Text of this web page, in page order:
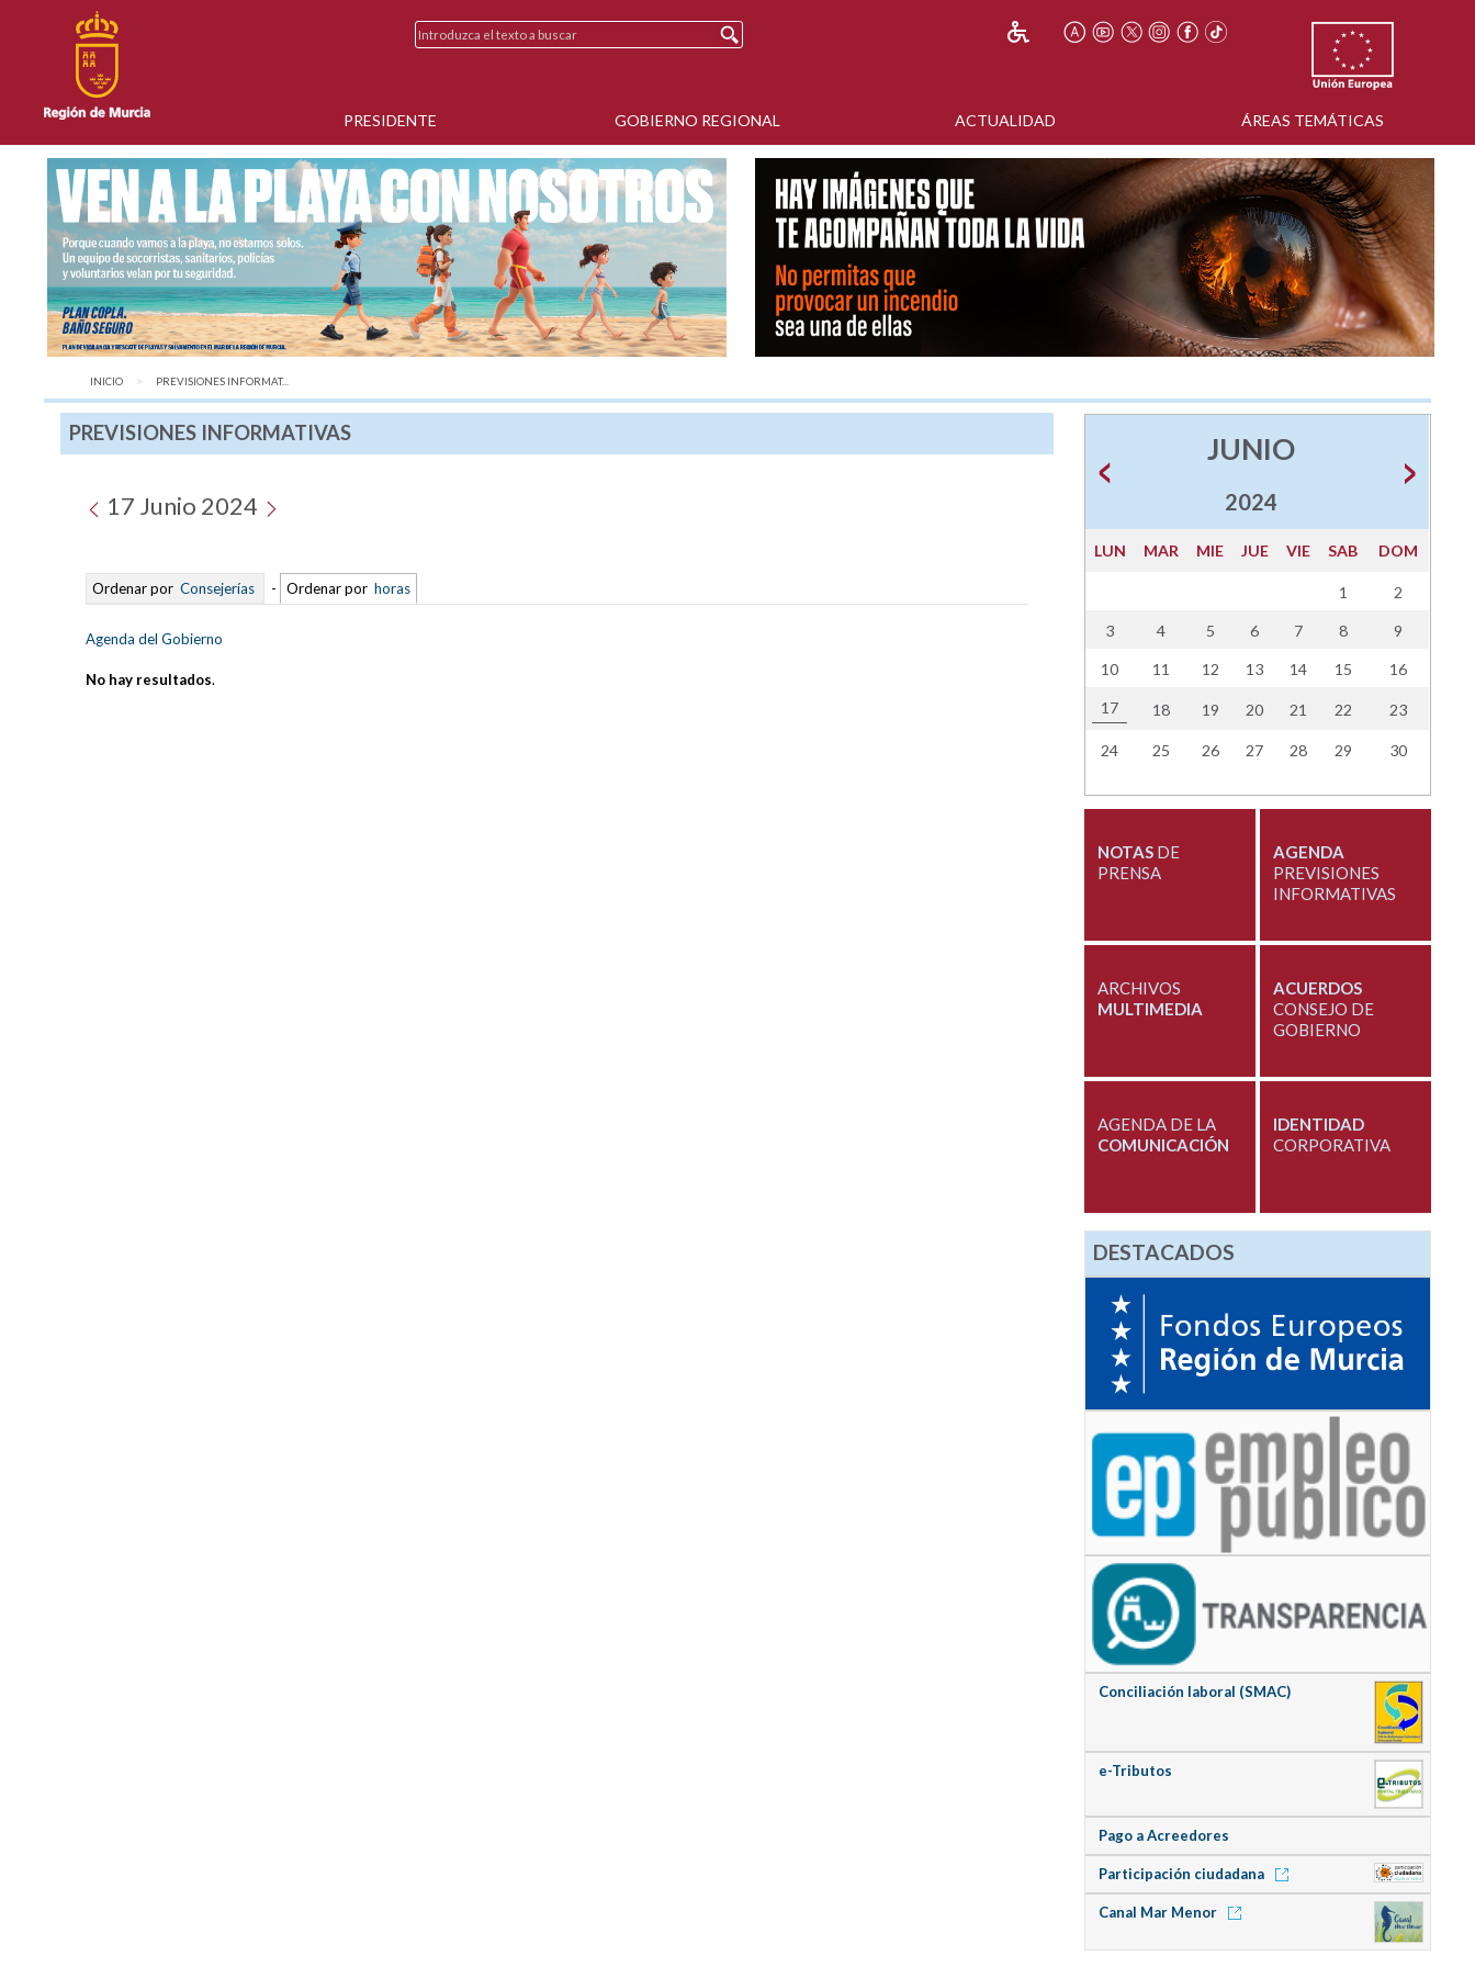
PRESIDENTE GOBIERNO REGIONAL ACTUALIDAD ÁREAS TEMÁTICAS
INICIO AQUÍ:
PREVISIONES INFORMAT...
PREVISIONES INFORMATIVAS
17 Junio 2024
Ordenar por Consejerías - Ordenar por horas
Agenda del Gobierno
No hay resultados.
JUNIO
2024
LUN MAR MIE JUE VIE SAB DOM
1 2
3 4 5 6 7 8 9
10 11 12 13 14 15 16
17 18 19 20 21 22 23
24 25 26 27 28 29 30
NOTASDE
PRENSA
AGENDA
PREVISIONES
INFORMATIVAS
ARCHIVOS
MULTIMEDIA
ACUERDOS
CONSEJO DE
GOBIERNO
AGENDA DE LA
COMUNICACIÓN
IDENTIDAD
CORPORATIVA
DESTACADOS
Conciliación laboral (SMAC)
e-Tributos
Pago a Acreedores
Participación ciudadana
Canal Mar Menor